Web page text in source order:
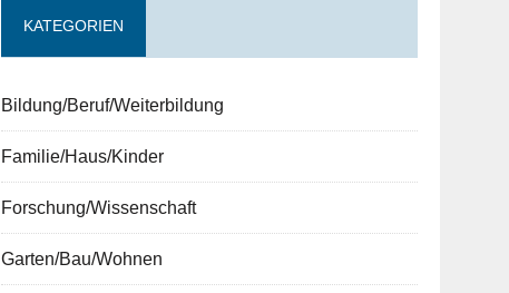
KATEGORIEN
Bildung/Beruf/Weiterbildung
Familie/Haus/Kinder
Forschung/Wissenschaft
Garten/Bau/Wohnen